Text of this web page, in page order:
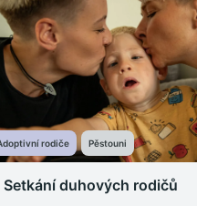
rodiče Pěstouni
Setkání duhových rodičů